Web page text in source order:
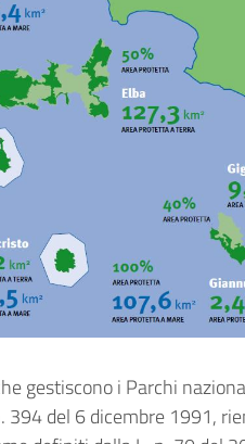
gestiscono i Parchi
394 del 6 dicembre 1991,